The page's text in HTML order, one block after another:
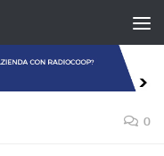
0